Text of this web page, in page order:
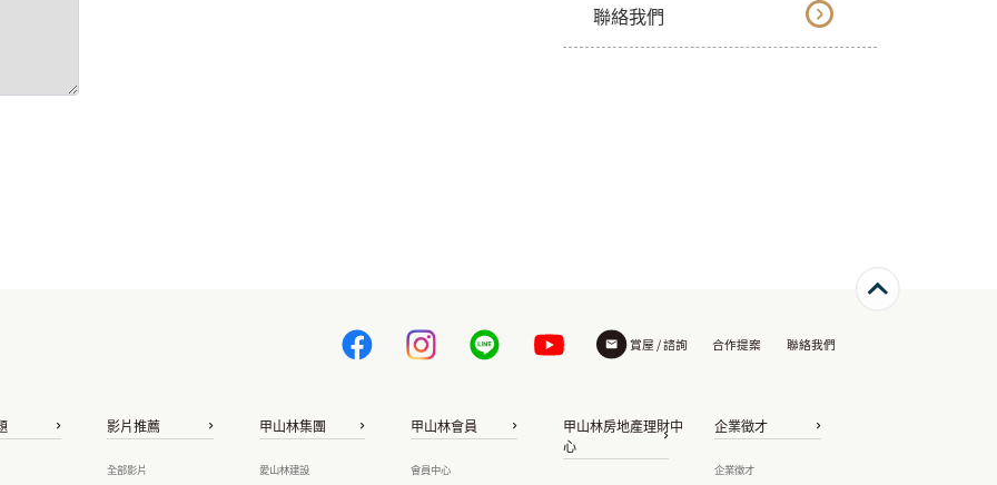
聯絡我們
賞屋 / 諮詢 合作提案 聯絡我們
影片推薦
全部影片
甲山林集團
愛山林建設
甲山林會員
會員中心
甲山林房地產理財中
心
企業徵才
企業徵才